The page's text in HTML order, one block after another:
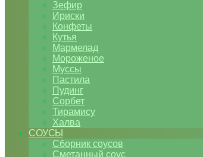
Зефир
Ириски
Конфеты
Кутья
Мармелад
Мороженое
Муссы
Пастила
Пудинг
Сорбет
Тирамису
Халва
СОУСЫ
Сборник соусов
Сметанный соус